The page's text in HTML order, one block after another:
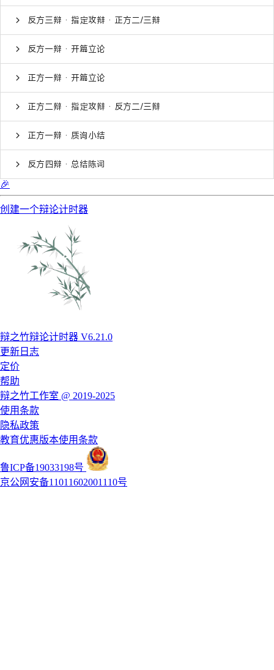
反方三辩 · 指定攻辩 · 正方二/三辩
反方一辩 · 开篇立论
正方一辩 · 开篇立论
正方二辩 · 指定攻辩 · 反方二/三辩
正方一辩 · 质询小结
反方四辩 · 总结陈词
🎉
创建一个辩论计时器
辩之竹辩论计时器 V6.21.0
更新日志
定价
帮助
辩之竹工作室 @ 2019-2025
使用条款
隐私政策
教育优惠版本使用条款
鲁ICP备19033198号
京公网安备11011602001110号